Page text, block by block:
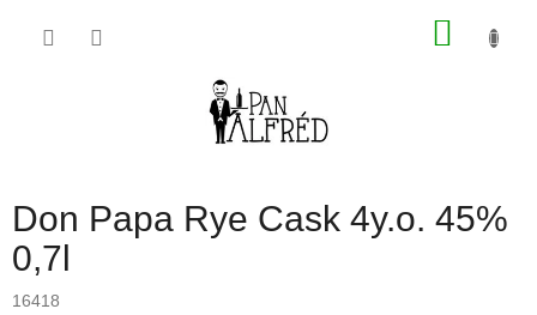
Don Papa Rye Cask 4y.o. 45%
0,7l
16418